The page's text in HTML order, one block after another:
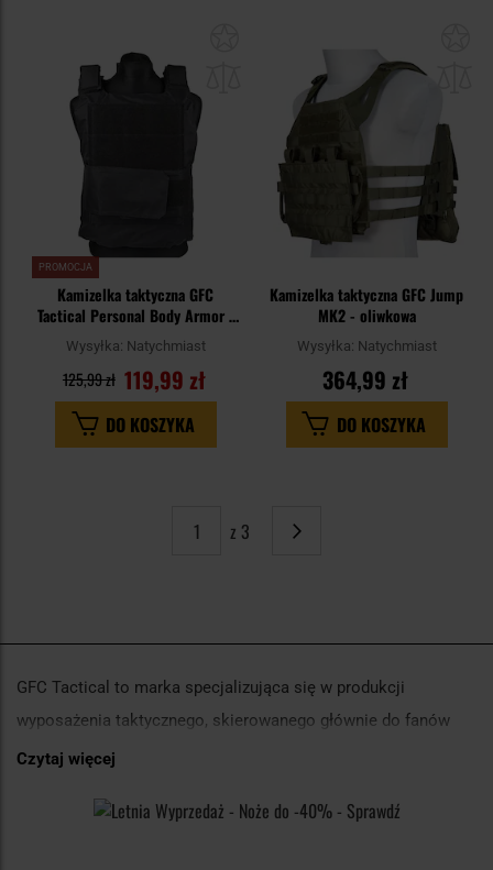
schowka
PROMOCJA
Kamizelka taktyczna GFC
Tactical Personal Body Armor -
Czarna
Wysyłka: Natychmiast
119,99 zł
125,99 zł
DO KOSZYKA
Kamizelka taktyczna GFC Jump
MK2 - oliwkowa
Wysyłka: Natychmiast
364,99 zł
DO KOSZYKA
z 3
Strona
Następne
Czytaj więcej
GFC Tactical to marka specjalizująca się w produkcji
wyposażenia taktycznego, skierowanego głównie do fanów
airsoftu oraz aktywności outdoorowych. Obecnie produkty